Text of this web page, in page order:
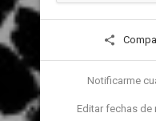
Notificarme
Editar fechas de